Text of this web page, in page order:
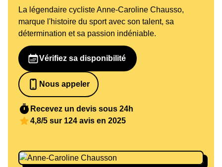
La légendaire cycliste Anne-Caroline Chausso,
marque l'histoire du sport avec son talent, sa
détermination et sa passion indéniable.
Vérifiez sa disponibilité
Nous appeler
0652698481
Recevez un devis sous 24h
4,8/5 sur 124 avis en 2025